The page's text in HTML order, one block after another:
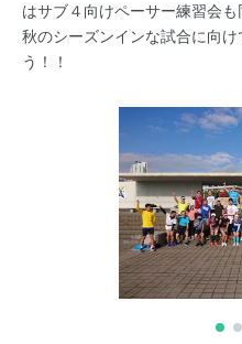
はサブ４向けペーサー練習会
秋のシーズンインな試合に向
う！！